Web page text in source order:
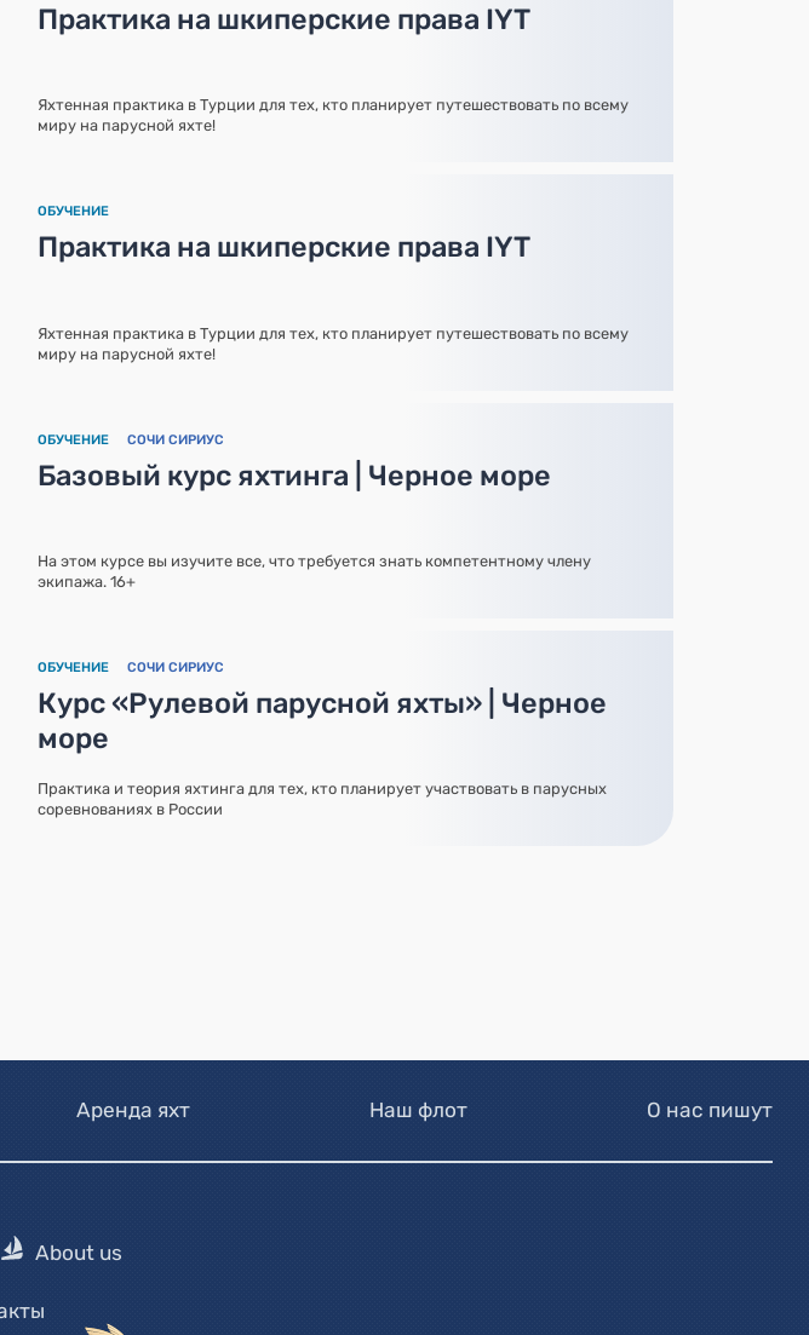
Практика на шкиперские права IYT
Яхтенная практика в Турции для тех, кто планирует путешествовать по всему
миру на парусной яхте!
ОБУЧЕНИЕ
Практика на шкиперские права IYT
Яхтенная практика в Турции для тех, кто планирует путешествовать по всему
миру на парусной яхте!
ОБУЧЕНИЕ СОЧИ СИРИУС
Базовый курс яхтинга | Черное море
На этом курсе вы изучите все, что требуется знать компетентному члену
экипажа. 16+
ОБУЧЕНИЕ СОЧИ СИРИУС
Курс «Рулевой парусной яхты» | Черное
море
Практика и теория яхтинга для тех, кто планирует участвовать в парусных
соревнованиях в России
Аренда яхт Наш флот О нас пишут
About us